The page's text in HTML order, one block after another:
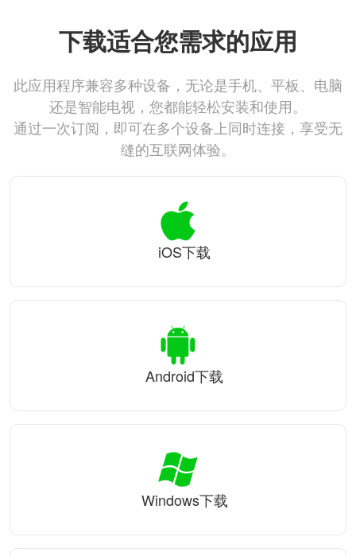
下载适合您需求的应用
此应用程序兼容多种设备，无论是手机、平板、电脑
还是智能电视，您都能轻松安装和使用。
通过一次订阅，即可在多个设备上同时连接，享受无
缝的互联网体验。
iOS下载
Android下载
Windows下载